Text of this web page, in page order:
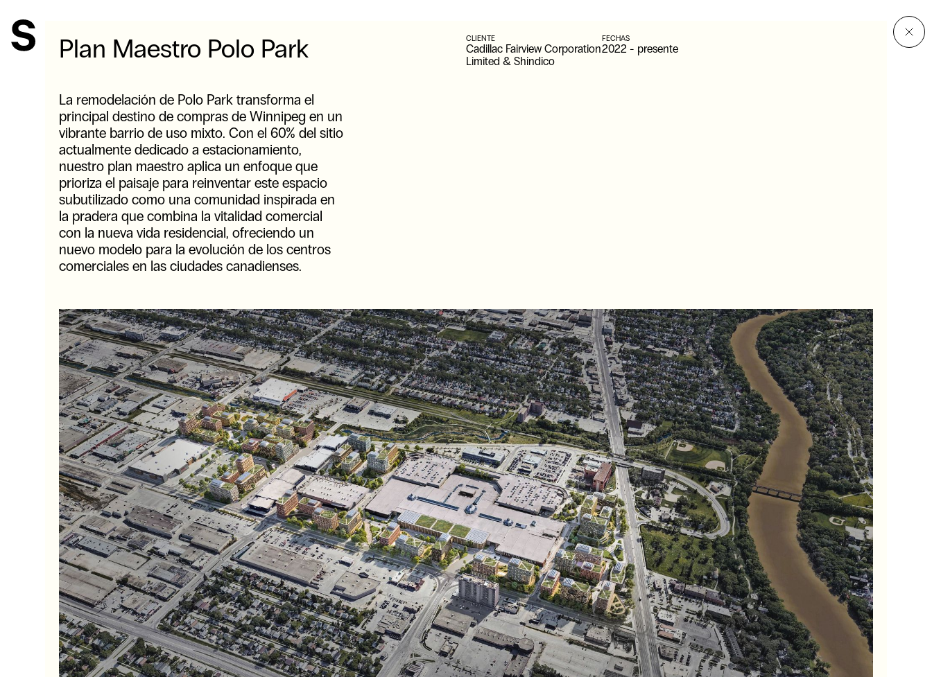
Plan Maestro Polo Park
La remodelación de Polo Park transforma el
principal destino de compras de Winnipeg en un
vibrante barrio de uso mixto. Con el 60% del sitio
actualmente dedicado a estacionamiento,
nuestro plan maestro aplica un enfoque que
prioriza el paisaje para reinventar este espacio
subutilizado como una comunidad inspirada en
la pradera que combina la vitalidad comercial
con la nueva vida residencial, ofreciendo un
nuevo modelo para la evolución de los centros
comerciales en las ciudades canadienses.
CLIENTE
Cadillac Fairview Corporation
Limited & Shindico
FECHAS
2022 - presente